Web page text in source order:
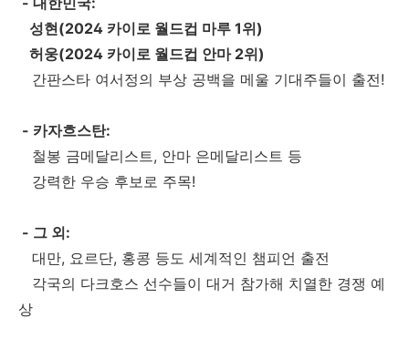
성현(2024 카이로 월드컵 마루 1위)
허웅(2024 카이로 월드컵 안마 2위)
간판스타 여서정의 부상 공백을 메울 기대주들이 출전!
- 카자흐스탄:
철봉 금메달리스트, 안마 은메달리스트 등
강력한 우승 후보로 주목!
- 그 외:
대만, 요르단, 홍콩 등도 세계적인 챔피언 출전
각국의 다크호스 선수들이 대거 참가해 치열한 경쟁 예
상